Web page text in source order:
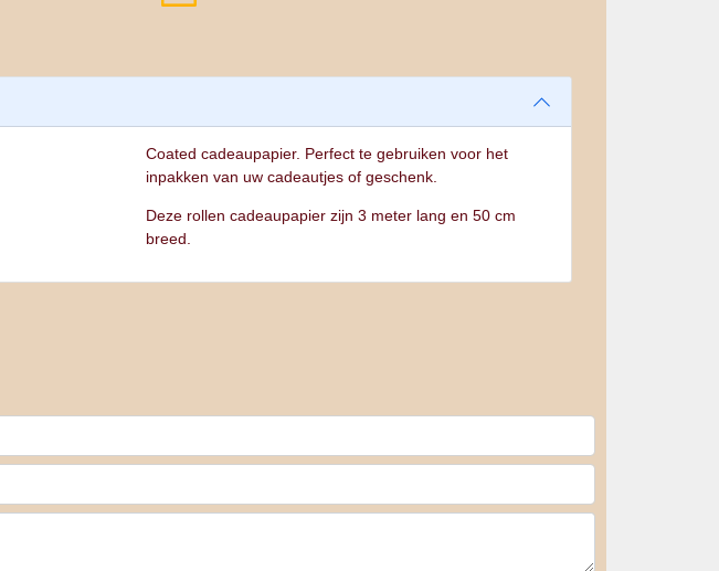
Coated cadeaupapier. Perfect te gebruiken voor het
inpakken van uw cadeautjes of geschenk.
Deze rollen cadeaupapier zijn 3 meter lang en 50 cm
breed.